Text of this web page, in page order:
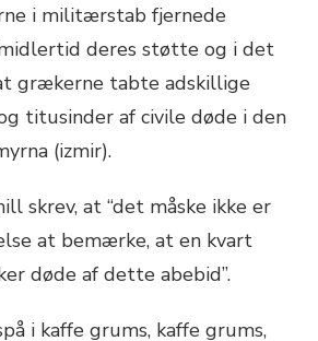
i militærstab fjernede
deres støtte og i det
grækerne tabte adskillige
titusinder af civile døde i den
(izmir).
skrev, at “det måske ikke er
at bemærke, at en kvart
døde af dette abebid”.